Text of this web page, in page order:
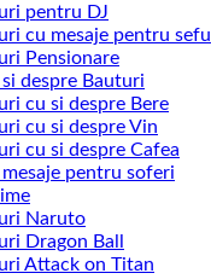
pentru DJ
cu mesaje pentru sefu
Pensionare
despre Bauturi
cu si despre Bere
cu si despre Vin
cu si despre Cafea
pentru soferi
Naruto
Dragon Ball
Attack on Titan